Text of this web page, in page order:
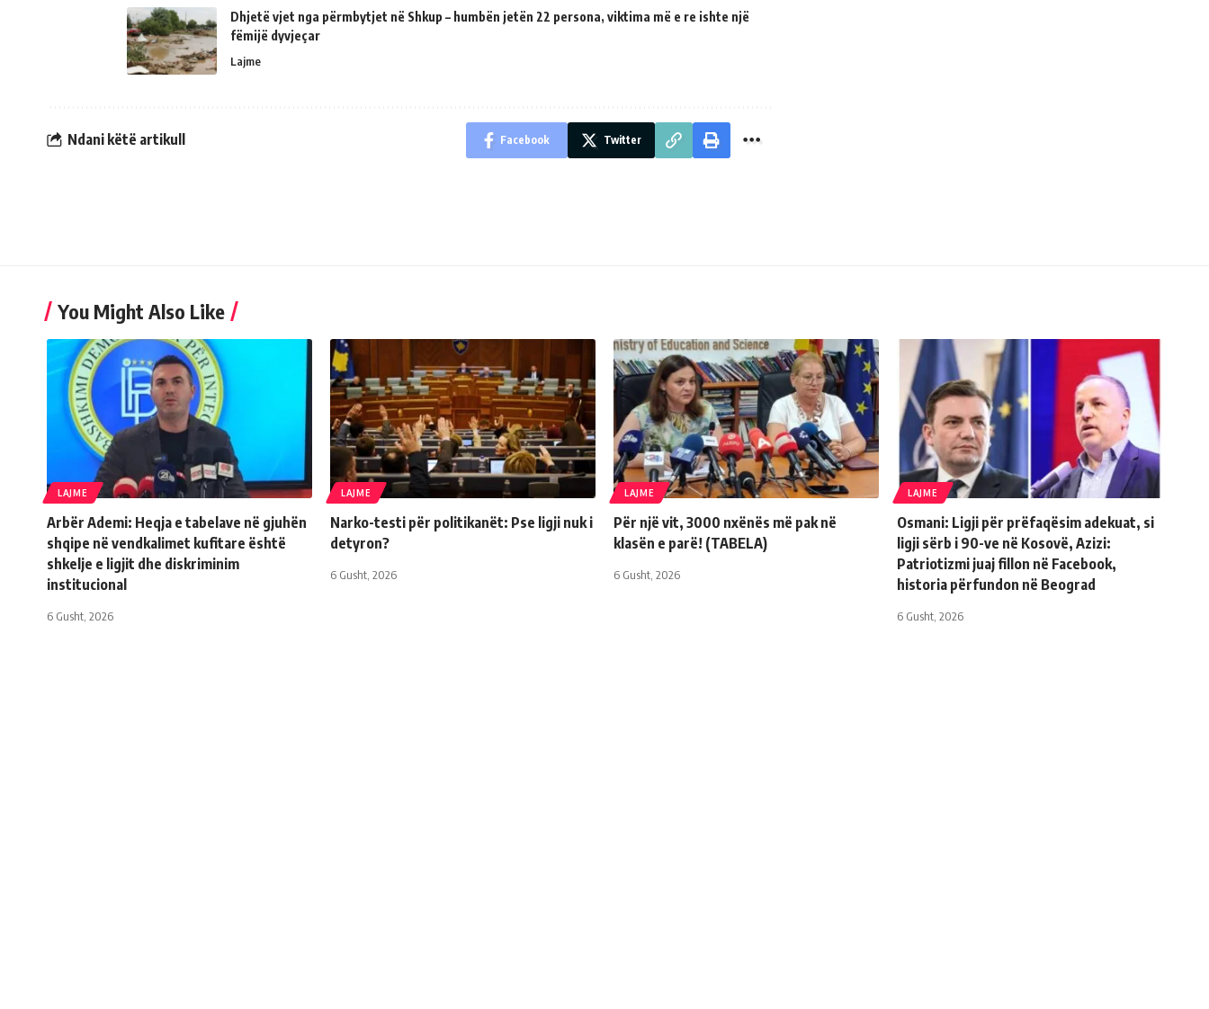
Dhjetë vjet nga përmbytjet në Shkup – humbën jetën 22 persona, viktima më e re ishte një
fëmijë dyvjeçar
Lajme
Ndani këtë artikull Facebook Twitter
You Might Also Like
LAJME
Arbër Ademi: Heqja e tabelave në gjuhën
shqipe në vendkalimet kufitare është
shkelje e ligjit dhe diskriminim
institucional
6 Gusht, 2026
LAJME
Narko-testi për politikanët: Pse ligji nuk i
detyron?
6 Gusht, 2026
LAJME
Për një vit, 3000 nxënës më pak në
klasën e parë! (TABELA)
6 Gusht, 2026
LAJME
Osmani: Ligji për prëfaqësim adekuat, si
ligji sërb i 90-ve në Kosovë, Azizi:
Patriotizmi juaj fillon në Facebook,
historia përfundon në Beograd
6 Gusht, 2026